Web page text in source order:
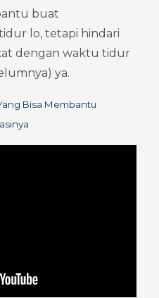
buat
lo, tetapi hindari
dengan waktu tidur
ya.
Bisa Membantu